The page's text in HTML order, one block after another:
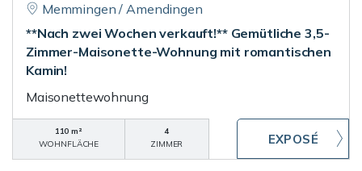
Memmingen / Amendingen
**Nach zwei Wochen verkauft!** Gemütliche 3,5-
Zimmer-Maisonette-Wohnung mit romantischen
Kamin!
Maisonettewohnung
110 m²
WOHNFLÄCHE
4
ZIMMER